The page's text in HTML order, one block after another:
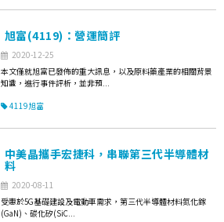
旭富(4119)：營運簡評
2020-12-25
本文僅就旭富已發佈的重大訊息，以及原料藥產業的相關背景
知識，進行事件評析，並非預...
4119旭富
中美晶攜手宏捷科，串聯第三代半導體材
料
2020-08-11
受惠於5G基礎建設及電動車需求，第三代半導體材料氮化鎵
(GaN)、碳化矽(SiC...